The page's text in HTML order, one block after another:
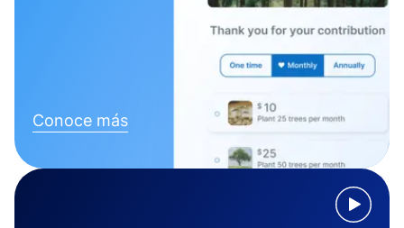
Conoce más